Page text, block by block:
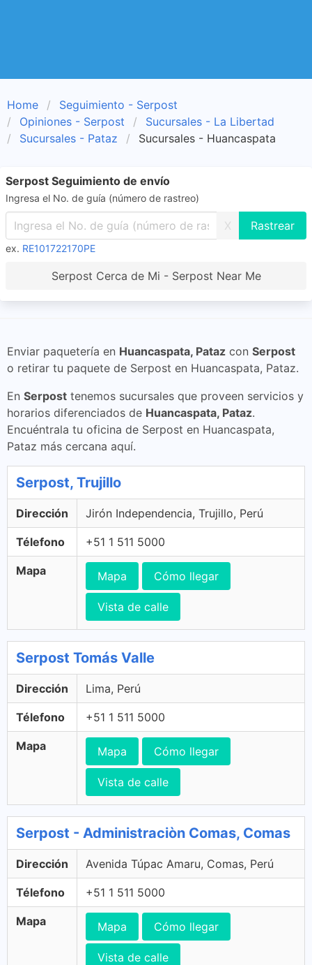
Home
Seguimiento - Serpost
Opiniones - Serpost
Sucursales - La Libertad
Sucursales - Pataz
Sucursales - Huancaspata
Serpost Seguimiento de envío
Ingresa el No. de guía (número de rastreo)
X
ex. RE101722170PE
Serpost Cerca de Mi - Serpost Near Me
Enviar paquetería en Huancaspata, Pataz con Serpost
o retirar tu paquete de Serpost en Huancaspata, Pataz.
En Serpost tenemos sucursales que proveen servicios y
horarios diferenciados de Huancaspata, Pataz.
Encuéntrala tu oficina de Serpost en Huancaspata,
Pataz más cercana aquí.
Serpost, Trujillo
Dirección Jirón Independencia, Trujillo, Perú
Télefono +51 1 511 5000
Mapa Mapa Cómo llegar
Vista de calle
Serpost Tomás Valle
Dirección Lima, Perú
Télefono +51 1 511 5000
Mapa Mapa Cómo llegar
Vista de calle
Serpost - Administraciòn Comas, Comas
Dirección Avenida Túpac Amaru, Comas, Perú
Télefono +51 1 511 5000
Mapa Mapa Cómo llegar
Vista de calle